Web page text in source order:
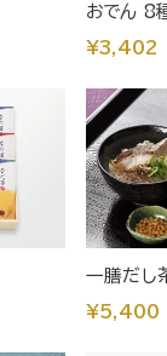
おでん 8
¥3,402
一膳だし
¥5,400